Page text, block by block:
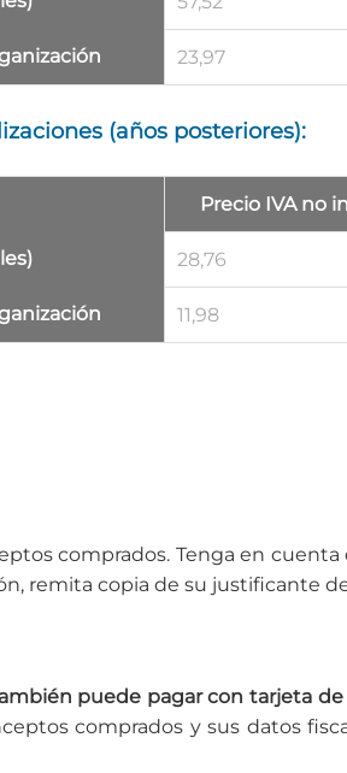
23,97
(años posteriores):
Precio IVA no
28,76
11,98
comprados. Tenga en cuenta
remita copia de su justificante
puede pagar con tarjeta
comprados y sus datos